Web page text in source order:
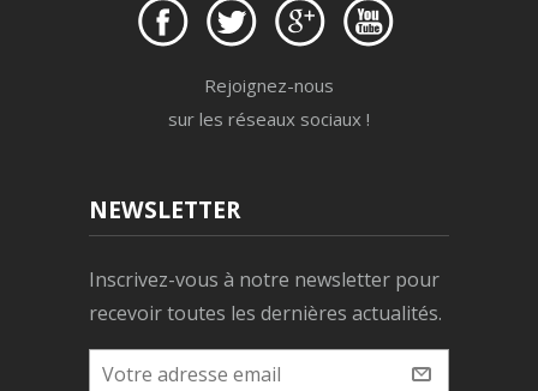
Rejoignez-nous
sur les réseaux sociaux !
NEWSLETTER
Inscrivez-vous à notre newsletter pour
recevoir toutes les dernières actualités.